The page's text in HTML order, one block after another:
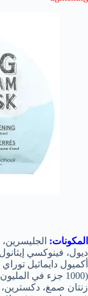
المكونات:
ديول، فينوكسي
أكميول دايماثيل
(1000 جزء في
زنتان صمغ،